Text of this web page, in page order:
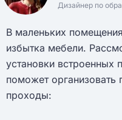
Дизайнер по
В маленьких
избытка мебели.
установки встроенных
поможет организовать
проходы: